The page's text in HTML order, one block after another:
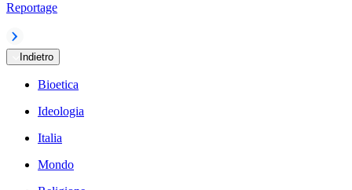
Reportage
Indietro
Bioetica
Ideologia
Italia
Mondo